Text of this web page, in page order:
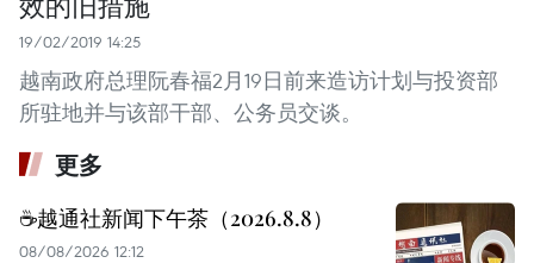
19/02/2019 14:25
越南政府总理阮春福2月19日前来造访计划与投资部
所驻地并与该部干部、公务员交谈。
更多
☕️越通社新闻下午茶（2026.8.8）
08/08/2026 12:12